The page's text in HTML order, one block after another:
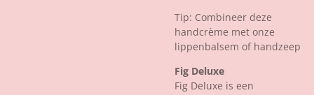
Tip: Combineer deze
handcrème met onze
lippenbalsem of handzeep
Fig Deluxe
Fig Deluxe is een